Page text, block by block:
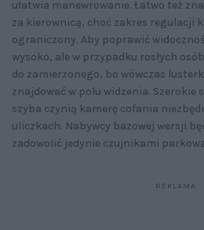
ułatwia manewrowanie. Łatwo też
za kierownicą, choć zakres regulacji
ograniczony. Aby poprawić
wysoko, ale w przypadku rosłych
do zamierzonego, bo wówczas
znajdować w polu widzenia. Szerokie
szyba czynią kamerę cofania
uliczkach. Nabywcy bazowej wersji
zadowolić jedynie czujnikami